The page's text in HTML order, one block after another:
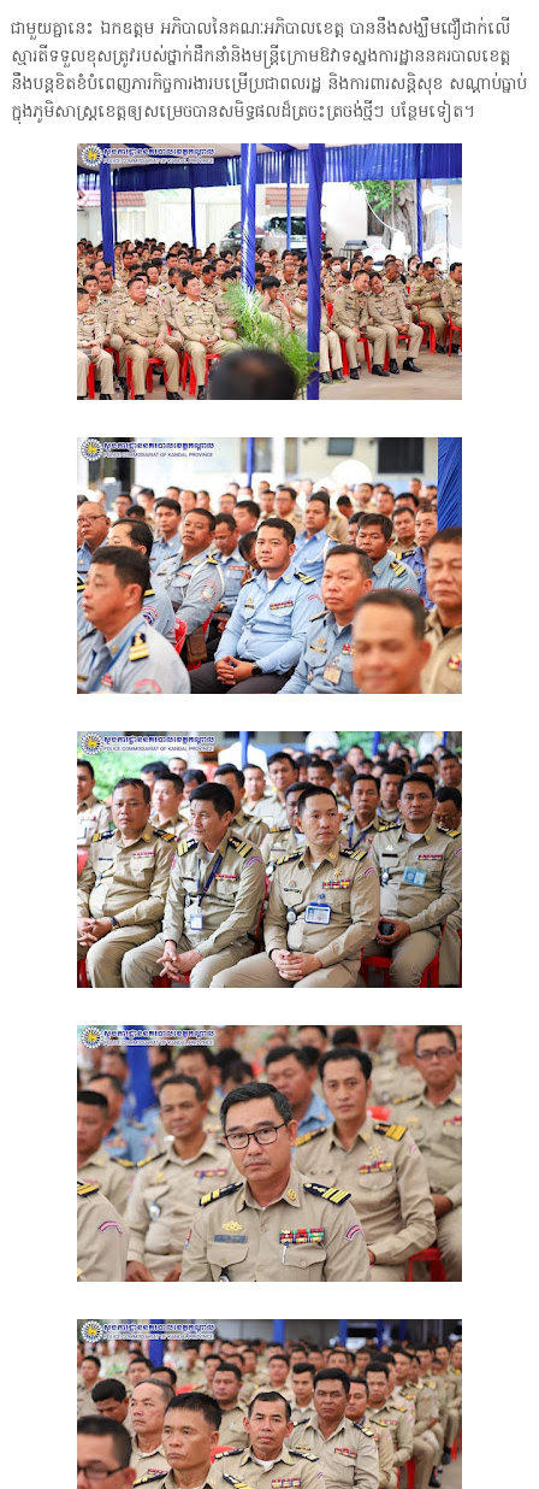
ជាមួយគ្នានេះ ឯកឧត្តម អភិបាលនៃគណៈអភិបាលខេត្ត បាននឹងសង្ឃឹមជឿជាក់លើ
ស្មារតីទទួលខុសត្រូវរបស់ថ្នាក់ដឹកនាំនិងមន្ត្រីក្រោមឱវាទស្នងការដ្ឋាននគរបាលខេត្ត
នឹងបន្តខិតខំបំពេញភារកិច្ចការងារបម្រើប្រជាពលរដ្ឋ និងការពារសន្តិសុខ សណ្តាប់ធ្នាប់
ក្នុងភូមិសាស្ត្រខេត្តឲ្យសម្រេចបានសមិទ្ធផលដ៏ត្រចះត្រចង់ថ្មីៗ បន្ថែមទៀត។